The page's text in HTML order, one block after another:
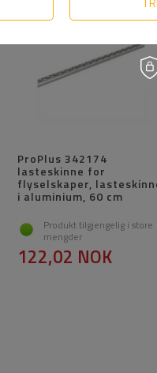
ProPlus 342174
lasteskinne for
flyselskaper,
i aluminium, 60 cm
Produkt tilgjengelig i store
mengder
122,02 NOK